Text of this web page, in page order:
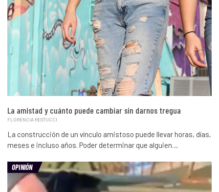
La amistad y cuánto puede cambiar sin darnos tregua
FLORENCIA RESTUCCI
La construcción de un vínculo amistoso puede llevar horas, días,
meses e incluso años. Poder determinar que alguien…
OPINIÓN